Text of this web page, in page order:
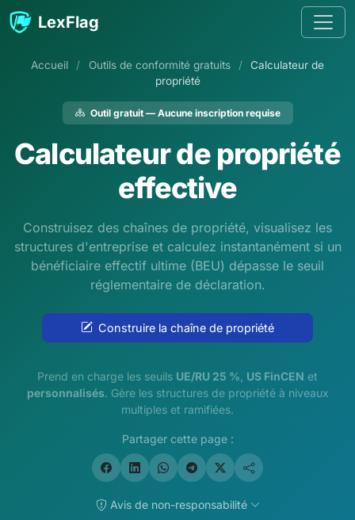
Passer au contenu
LexFlag
Accueil / Outils de conformité gratuits /
Calculateur de
propriété
Outil gratuit — Aucune inscription requise
Calculateur de propriété
effective
Construisez des chaînes de propriété, visualisez les
structures d'entreprise et calculez instantanément si un
bénéficiaire effectif ultime (BEU) dépasse le seuil
réglementaire de déclaration.
Construire la chaîne de propriété
Prend en charge les seuils UE/RU 25 % US FinCEN et
personnalisés. Gère les structures de propriété à niveaux
multiples et ramifiées.
Partager cette page :
Avis de non-responsabilité